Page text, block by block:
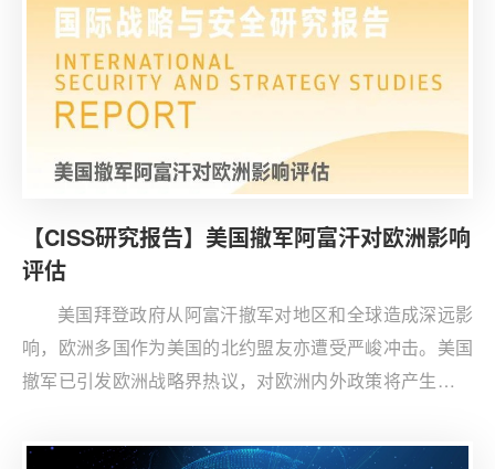
【CISS研究报告】美国撤军阿富汗对欧洲影响
评估
美国拜登政府从阿富汗撤军对地区和全球造成深远影
响，欧洲多国作为美国的北约盟友亦遭受严峻冲击。美国
撤军已引发欧洲战略界热议，对欧洲内外政策将产生多重